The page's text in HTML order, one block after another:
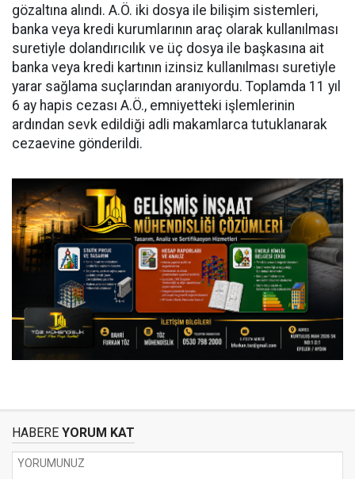
gözaltına alındı. A.Ö. iki dosya ile bilişim sistemleri,
banka veya kredi kurumlarının araç olarak kullanılması
suretiyle dolandırıcılık ve üç dosya ile başkasına ait
banka veya kredi kartının izinsiz kullanılması suretiyle
yarar sağlama suçlarından aranıyordu. Toplamda 11 yıl
6 ay hapis cezası A.Ö., emniyetteki işlemlerinin
ardından sevk edildiği adli makamlarca tutuklanarak
cezaevine gönderildi.
HABERE YORUM KAT